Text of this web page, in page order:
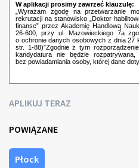
W aplikacji prosimy zawrzeć klauzulę:
„Wyrażam zgodę na przetwarzanie
rekrutacji na stanowisko „Doktor
finanse” przez Akademię Handlową
26-600, przy ul. Mazowieckiego 7a
o ochronie danych osobowych z dnia 27
str. 1-88)”Zgodnie z tym
kandydatura nie będzie
bez powiadamiania osoby, której dane
APLIKUJ TERAZ
POWIĄZANE
Płock